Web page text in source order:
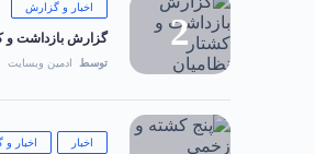
اخبار و گزارش
گزارش بازداشت و
توسط ادمین وبسایت
اخبار اخبار